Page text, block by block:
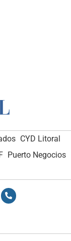
CYD Litoral
Puerto Negocios